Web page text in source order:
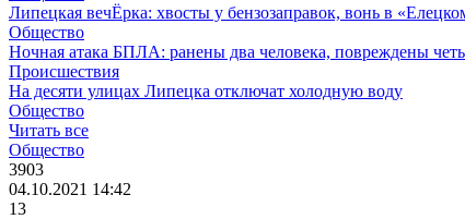
Липецкая вечЁрка: хвосты у бензозаправок, вонь в
Общество
Ночная атака БПЛА: ранены два человека, повреждены
Происшествия
На десяти улицах Липецка отключат холодную воду
Общество
Читать все
Общество
3903
04.10.2021 14:42
13